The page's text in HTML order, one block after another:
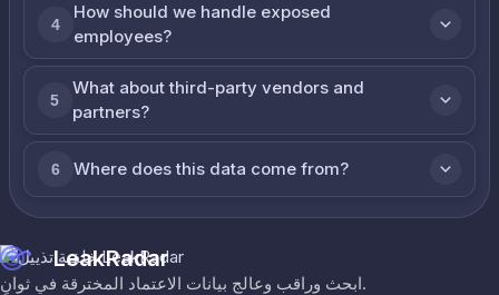
4
How should we handle exposed
employees?
5
What about third-party vendors and
partners?
6 Where does this data come from?
LeakRadar
ابحث وراقب وعالج بيانات الاعتماد المخترقة في ثوانٍ.